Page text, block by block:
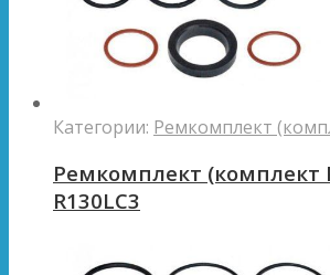
Категории: Ремкомплект
Ремкомплект (комплект
R130LC3